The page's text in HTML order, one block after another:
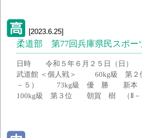
[2023.6.25]
柔道部 第77回兵庫県民スポー
日時 令和５年６月２５日（日
武道館 ＜個人戦＞ 60kg級 第
－５） 73kg級 優 勝 新
100kg級 第３位 朝賀 樹 （Ⅱ